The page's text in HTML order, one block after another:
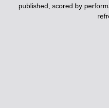
published, scored by